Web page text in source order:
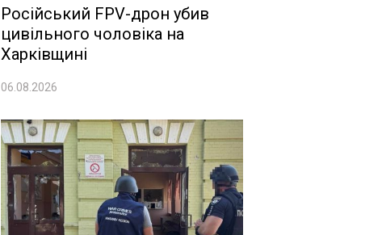
Російський FPV-дрон убив
цивільного чоловіка на
Харківщині
06.08.2026